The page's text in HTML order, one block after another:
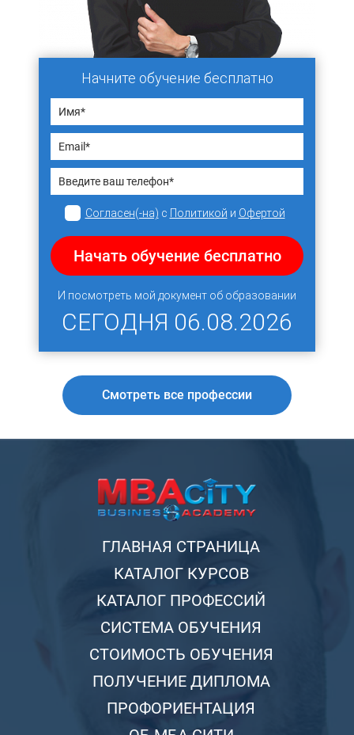
Начните обучение бесплатно
Согласен(-на) с Политикой и Офертой
Начать обучение бесплатно
И посмотреть мой документ об образовании
СЕГОДНЯ 06.08.2026
Смотреть все профессии
ГЛАВНАЯ СТРАНИЦА
КАТАЛОГ КУРСОВ
КАТАЛОГ ПРОФЕССИЙ
СИСТЕМА ОБУЧЕНИЯ
СТОИМОСТЬ ОБУЧЕНИЯ
ПОЛУЧЕНИЕ ДИПЛОМА
ПРОФОРИЕНТАЦИЯ